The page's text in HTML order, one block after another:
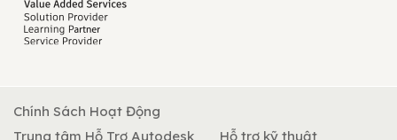
Chính Sách Hoạt Động
Trung tâm Hỗ Trợ Autodesk
Hỗ trợ kỹ thuật